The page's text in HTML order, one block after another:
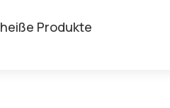
heiße Produkte